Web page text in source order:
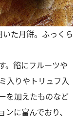
いた月餅。ふっくら
。餡にフルーツや
入りやトリュフ入
を加えたものなど
に富んでおり、